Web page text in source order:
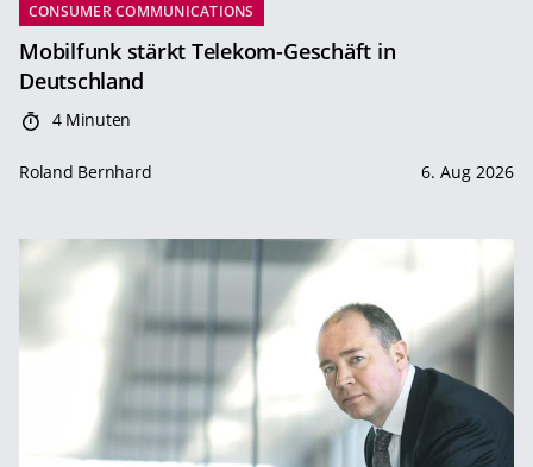
CONSUMER COMMUNICATIONS
Mobilfunk stärkt Telekom-Geschäft in
Deutschland
4 Minuten
Roland Bernhard 6. Aug 2026